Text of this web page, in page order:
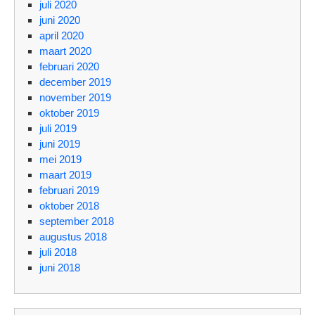
juli 2020
juni 2020
april 2020
maart 2020
februari 2020
december 2019
november 2019
oktober 2019
juli 2019
juni 2019
mei 2019
maart 2019
februari 2019
oktober 2018
september 2018
augustus 2018
juli 2018
juni 2018